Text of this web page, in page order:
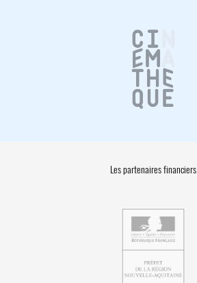
Les partenaires financiers